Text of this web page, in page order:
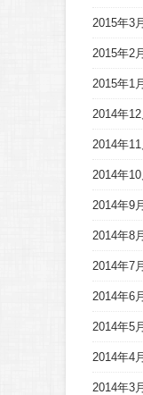
2015年3月
2015年2月
2015年1月
2014年12
2014年11
2014年10
2014年9月
2014年8月
2014年7月
2014年6月
2014年5月
2014年4月
2014年3月